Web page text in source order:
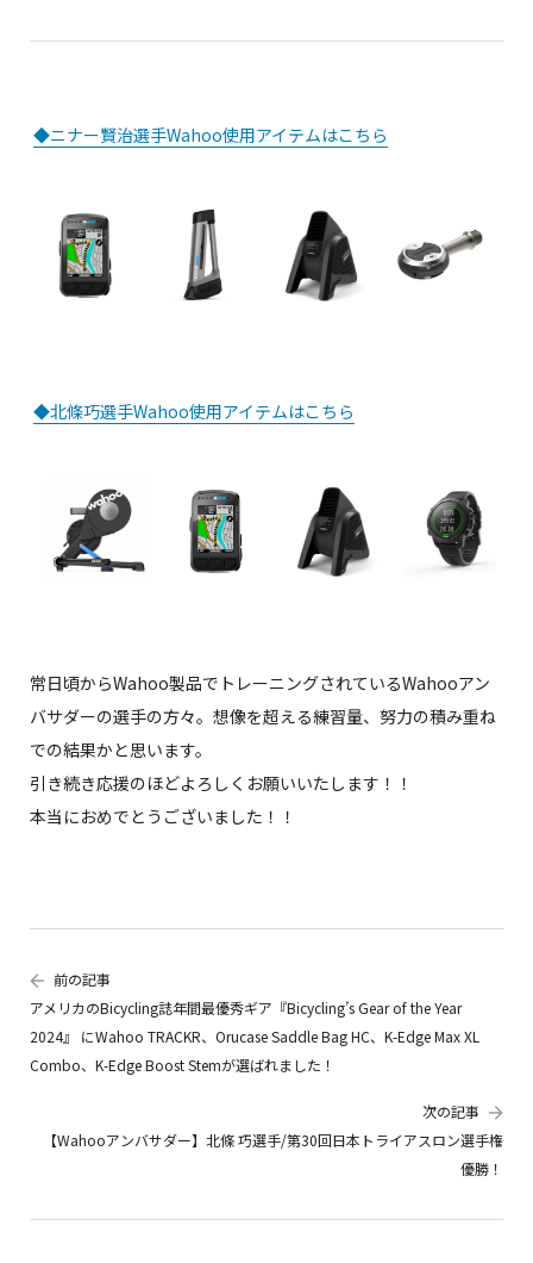
◆ニナー賢治選手Wahoo使用アイテムはこちら
◆北條巧選手Wahoo使用アイテムはこちら
常日頃からWahoo製品でトレーニングされているWahooアン
バサダーの選手の方々。想像を超える練習量、努力の積み重ね
での結果かと思います。
引き続き応援のほどよろしくお願いいたします！！
本当におめでとうございました！！
前の記事
アメリカのBicycling誌年間最優秀ギア『Bicycling’s Gear of the Year
2024』 にWahoo TRACKR、Orucase Saddle Bag HC、K-Edge Max XL
Combo、K-Edge Boost Stemが選ばれました！
次の記事
【Wahooアンバサダー】北條 巧選手/第30回日本トライアスロン選手権
優勝！